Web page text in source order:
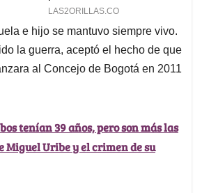
e hijo se mantuvo siempre vivo.
la guerra, aceptó el hecho de que
al Concejo de Bogotá en 2011
tenían 39 años, pero son más las
Miguel Uribe y el crimen de su